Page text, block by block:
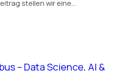
stellen wir eine…
– Data Science, AI &